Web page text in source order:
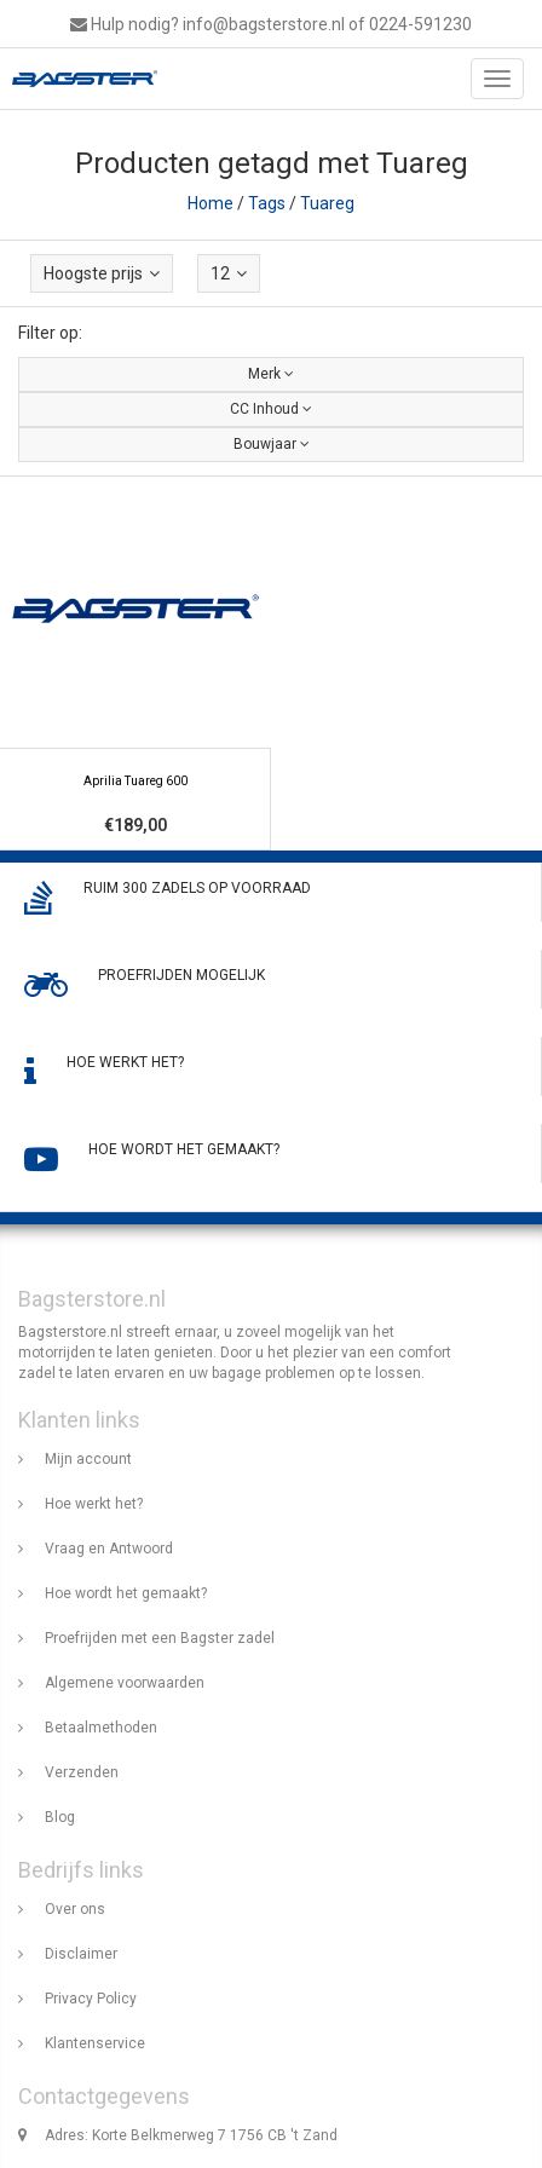
Hulp nodig? info@bagsterstore.nl of 0224-591230
Producten getagd met Tuareg
Home /Tags /Tuareg
Hoogste prijs 12
Filter op:
Merk
CC Inhoud
Bouwjaar
Aprilia Tuareg 600
€189,00
RUIM 300 ZADELS OP VOORRAAD
PROEFRIJDEN MOGELIJK
HOE WERKT HET?
HOE WORDT HET GEMAAKT?
Bagsterstore.nl
Bagsterstore.nl streeft ernaar, u zoveel mogelijk van het
motorrijden te laten genieten. Door u het plezier van een comfort
zadel te laten ervaren en uw bagage problemen op te lossen.
Klanten links
Mijn account
Hoe werkt het?
Vraag en Antwoord
Hoe wordt het gemaakt?
Proefrijden met een Bagster zadel
Algemene voorwaarden
Betaalmethoden
Verzenden
Blog
Bedrijfs links
Over ons
Disclaimer
Privacy Policy
Klantenservice
Contactgegevens
Adres: Korte Belkmerweg 7 1756 CB 't Zand